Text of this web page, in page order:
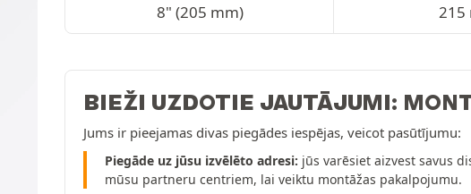
8" (205 mm) 215
BIEŽI UZDOTIE JAUTĀJUMI:
Jums ir pieejamas divas piegādes iespējas, veicot pasūtījumu:
Piegāde uz jūsu izvēlēto adresi: jūs varēsiet aizvest savus
mūsu partneru centriem, lai veiktu montāžas pakalpojumu.